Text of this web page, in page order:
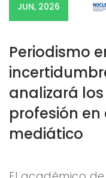
JUN, 2026
Periodismo
analizará
profesión
mediático